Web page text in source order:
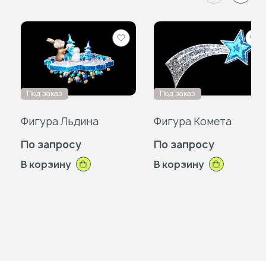
Добавить
в
избранное
Под заказ
Фигура Льдина
По запросу
В корзину
в
Под заказ
Фигура Комета
По запросу
В корзину